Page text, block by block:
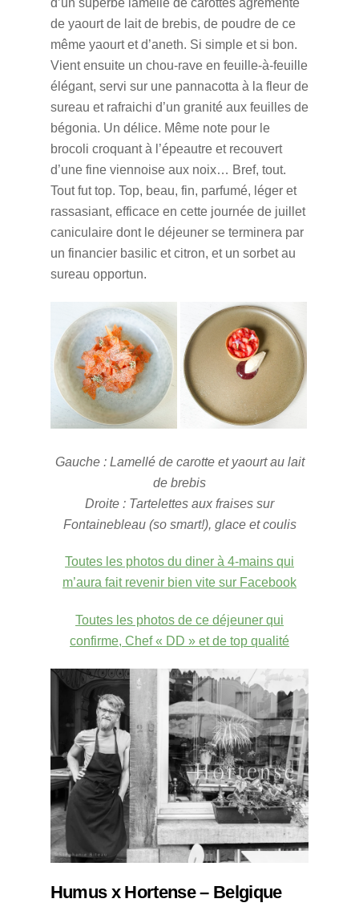
d’un superbe lamellé de carottes agrémenté
de yaourt de lait de brebis, de poudre de ce
même yaourt et d’aneth. Si simple et si bon.
Vient ensuite un chou-rave en feuille-à-feuille
élégant, servi sur une pannacotta à la fleur de
sureau et rafraichi d’un granité aux feuilles de
bégonia. Un délice. Même note pour le
brocoli croquant à l’épeautre et recouvert
d’une fine viennoise aux noix… Bref, tout.
Tout fut top. Top, beau, fin, parfumé, léger et
rassasiant, efficace en cette journée de juillet
caniculaire dont le déjeuner se terminera par
un financier basilic et citron, et un sorbet au
sureau opportun.
Gauche : Lamellé de carotte et yaourt au lait
de brebis
Droite : Tartelettes aux fraises sur
Fontainebleau (so smart!), glace et coulis
Toutes les photos du diner à 4-mains qui
m’aura fait revenir bien vite sur Facebook
Toutes les photos de ce déjeuner qui
confirme, Chef « DD » et de top qualité
Humus x Hortense – Belgique